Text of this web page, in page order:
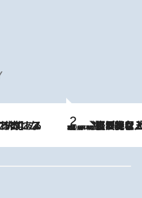
2026.8.5
【なぜ吉沢亮は「気配を消せる」のか？】興行収入208億の『国宝』を経て挑むミュージカル『ディア・エヴァン・ハンセン』。トップ俳優が舞台上でさらけ出した“孤独”とは